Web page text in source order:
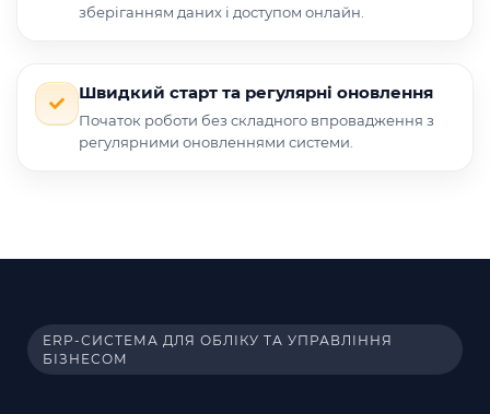
зберіганням даних і доступом онлайн.
Швидкий старт та регулярні оновлення
Початок роботи без складного впровадження з
регулярними оновленнями системи.
ERP-СИСТЕМА ДЛЯ ОБЛІКУ ТА УПРАВЛІННЯ
БІЗНЕСОМ